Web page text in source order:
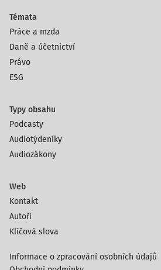
Témata
Práce a mzda
Daně a účetnictví
Právo
ESG
Typy obsahu
Podcasty
Audiotýdeníky
Audiozákony
Web
Kontakt
Autoři
Klíčová slova
Informace o zpracování osobních údajů